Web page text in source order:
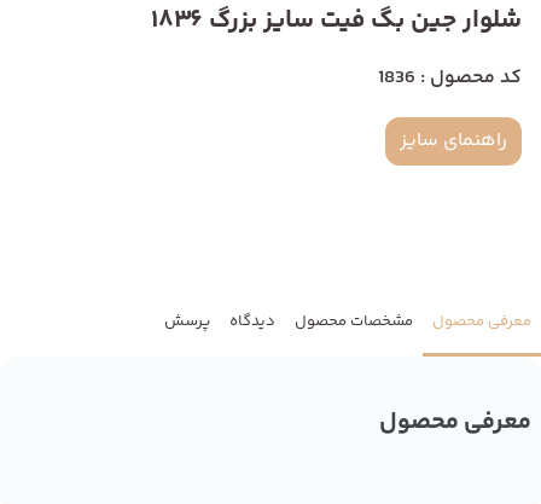
شلوار جین بگ فیت سایز بزرگ 1836
کد محصول : 1836
راهنمای سایز
معرفی محصول مشخصات محصول دیدگاه پرسش
معرفی محصول